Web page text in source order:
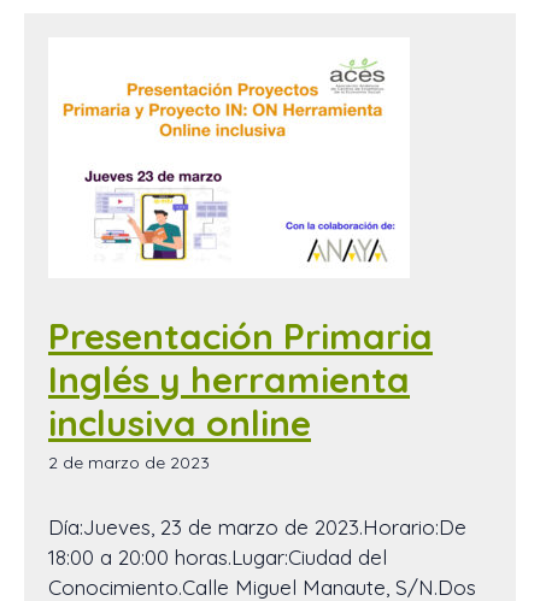
Presentación Primaria
Inglés y herramienta
inclusiva online
2 de marzo de 2023
Día:Jueves, 23 de marzo de 2023.Horario:De
18:00 a 20:00 horas.Lugar:Ciudad del
Conocimiento.Calle Miguel Manaute, S/N.Dos